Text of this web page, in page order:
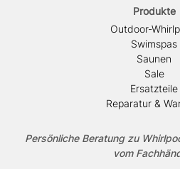
Produkte
Outdoor-
Swimspas
Saunen
Sale
Ersatzteile
Reparatur &
Persönliche Beratung zu
vom